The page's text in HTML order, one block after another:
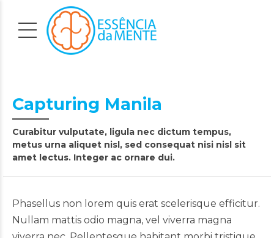
Capturing Manila
Curabitur vulputate, ligula nec dictum tempus,
metus urna aliquet nisl, sed consequat nisi nisl sit
amet lectus. Integer ac ornare dui.
Phasellus non lorem quis erat scelerisque efficitur.
Nullam mattis odio magna, vel viverra magna